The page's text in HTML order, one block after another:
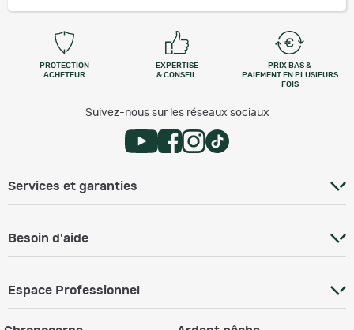
PROTECTION
ACHETEUR
EXPERTISE
& CONSEIL
PRIX BAS &
PAIEMENT EN PLUSIEURS
FOIS
Suivez-nous sur les réseaux sociaux
Services et garanties
Besoin d'aide
Espace Professionnel